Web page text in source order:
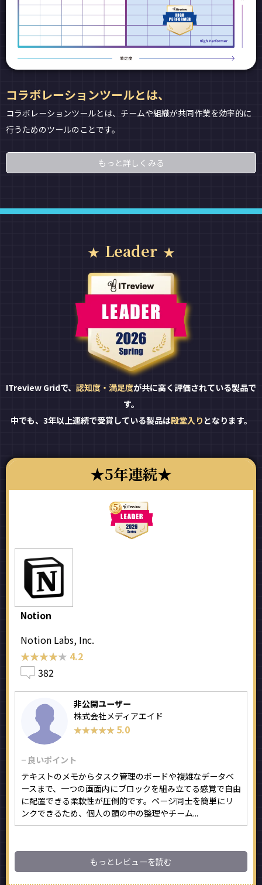
コラボレーションツールとは、
コラボレーションツールとは、チームや組織が共同作業を効率的に
行うためのツールのことです。
もっと詳しくみる
Leader
ITreview Gridで、 認知度・満足度が共に高く評価されている製品で
す。
中でも、3年以上連続で受賞している製品は殿堂入り となります。
5年連続
Notion
Notion Labs, Inc.
★★★★★
★★★★★ 4.2
382
非公開ユーザー
株式会社メディアエイド
★★★★★
★★★★★ 5.0
− 良いポイント
テキストのメモからタスク管理のボードや複雑なデータベ
ースまで、一つの画面内にブロックを組み立てる感覚で自由
に配置できる柔軟性が圧倒的です。ページ同士を簡単にリ
ンクできるため、個人の頭の中の整理やチーム...
もっとレビューを読む